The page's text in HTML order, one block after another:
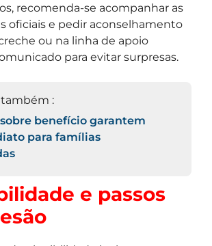
recomenda-se acompanhar as
oficiais e pedir aconselhamento
ou na linha de apoio
para evitar surpresas.
também :
benefício garantem
para famílias
e passos